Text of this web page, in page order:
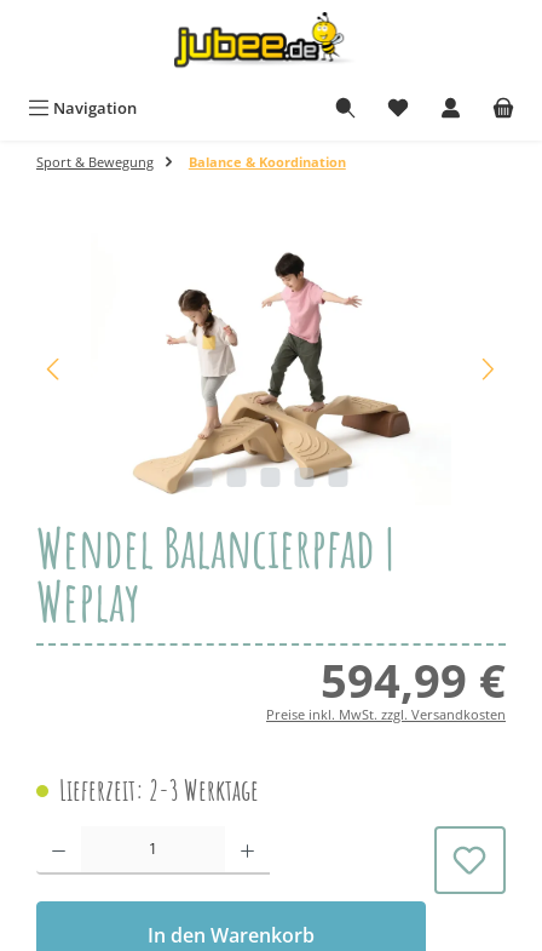
Navigation
Sport & Bewegung Balance & Koordination
Wendel Balancierpfad |
Weplay
594,99 €
Preise inkl. MwSt. zzgl. Versandkosten
Lieferzeit: 2-3 Werktage
Produkt Anzahl: Gib den gewünschten Wert ein oder benutze die
In den Warenkorb